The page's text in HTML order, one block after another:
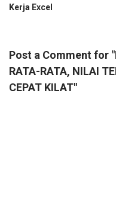
Kerja Excel
Post a Comment for
RATA-RATA, NILAI
CEPAT KILAT"